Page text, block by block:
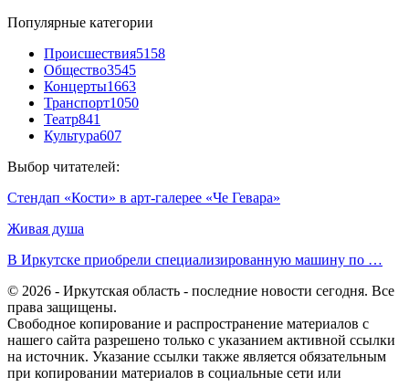
Популярные категории
Происшествия5158
Общество3545
Концерты1663
Транспорт1050
Театр841
Культура607
Выбор читателей:
Стендап «Кости» в арт-галерее «Че Гевара»
Живая душа
В Иркутске приобрели специализированную машину по …
© 2026 - Иркутская область - последние новости сегодня. Все
права защищены.
Свободное копирование и распространение материалов с
нашего сайта разрешено только с указанием активной ссылки
на источник. Указание ссылки также является обязательным
при копировании материалов в социальные сети или